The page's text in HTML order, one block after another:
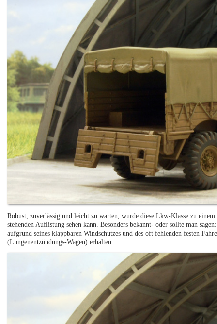
Robust, zuverlässig und leicht zu warten, wurde diese Lkw-Klasse zu
stehenden Auflistung sehen kann. Besonders bekannt- oder sollte man
aufgrund seines klappbaren Windschutzes und des oft fehlenden festen
(Lungenentzündungs-Wagen) erhalten.